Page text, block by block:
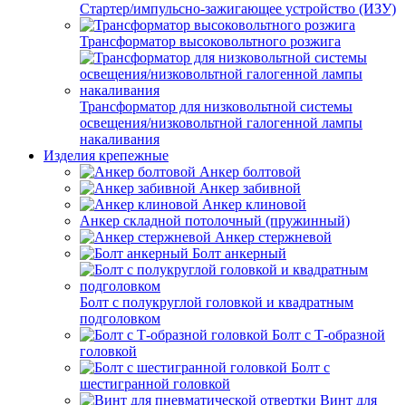
Стартер/импульсно-зажигающее устройство (ИЗУ)
Трансформатор высоковольтного розжига
Трансформатор для низковольтной системы
освещения/низковольтной галогенной лампы
накаливания
Изделия крепежные
Анкер болтовой
Анкер забивной
Анкер клиновой
Анкер складной потолочный (пружинный)
Анкер стержневой
Болт анкерный
Болт с полукруглой головкой и квадратным
подголовком
Болт с Т-образной
головкой
Болт с
шестигранной головкой
Винт для